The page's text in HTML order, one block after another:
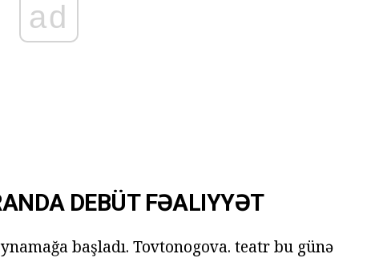
ad
DEBÜT FƏALIYYƏT
başladı. Tovtonogova. teatr bu günə